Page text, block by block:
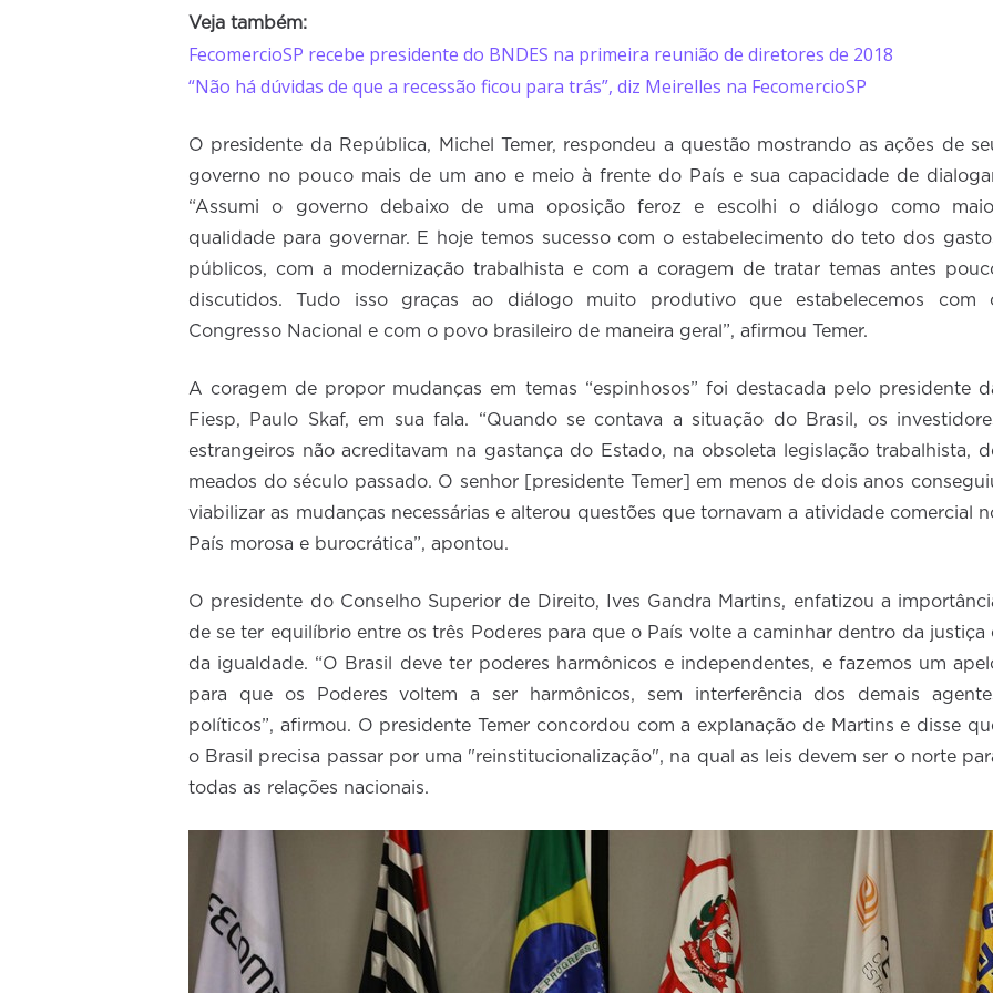
Veja também:
FecomercioSP recebe presidente do BNDES na primeira reunião de diretores de 2018
“Não há dúvidas de que a recessão ficou para trás”, diz Meirelles na FecomercioSP
O presidente da República, Michel Temer, respondeu a questão mostrando as ações de
governo no pouco mais de um ano e meio à frente do País e sua capacidade de
“Assumi o governo debaixo de uma oposição feroz e escolhi o diálogo como
qualidade para governar. E hoje temos sucesso com o estabelecimento do teto dos
públicos, com a modernização trabalhista e com a coragem de tratar temas antes
discutidos. Tudo isso graças ao diálogo muito produtivo que estabelecemos com
Congresso Nacional e com o povo brasileiro de maneira geral”, afirmou Temer.
A coragem de propor mudanças em temas “espinhosos” foi destacada pelo presidente
Fiesp, Paulo Skaf, em sua fala. “Quando se contava a situação do Brasil, os
estrangeiros não acreditavam na gastança do Estado, na obsoleta legislação trabalhista,
meados do século passado. O senhor [presidente Temer] em menos de dois anos
viabilizar as mudanças necessárias e alterou questões que tornavam a atividade comercial
País morosa e burocrática”, apontou.
O presidente do Conselho Superior de Direito, Ives Gandra Martins, enfatizou a
de se ter equilíbrio entre os três Poderes para que o País volte a caminhar dentro da justiça
da igualdade. “O Brasil deve ter poderes harmônicos e independentes, e fazemos um
para que os Poderes voltem a ser harmônicos, sem interferência dos demais
políticos”, afirmou. O presidente Temer concordou com a explanação de Martins e disse
o Brasil precisa passar por uma "reinstitucionalização", na qual as leis devem ser o norte
todas as relações nacionais.